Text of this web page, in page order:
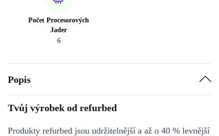
Počet Procesorových
Jader
6
Popis
Tvůj výrobek od refurbed
Produkty refurbed jsou udržitelnější a až o 40 % levnější